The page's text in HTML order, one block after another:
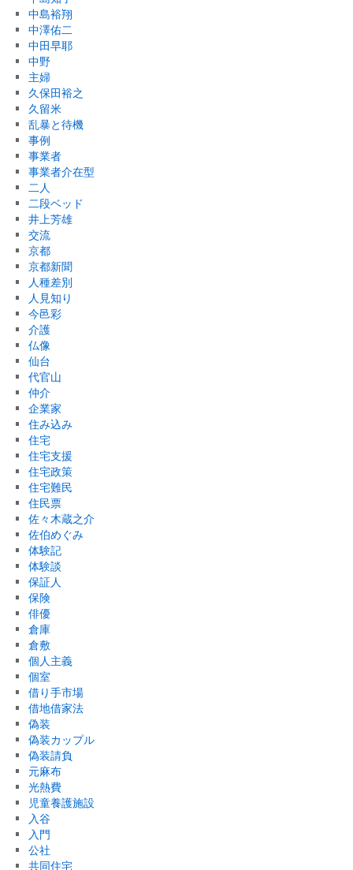
中島裕翔
中澤佑二
中田早耶
中野
主婦
久保田裕之
久留米
乱暴と待機
事例
事業者
事業者介在型
二人
二段ベッド
井上芳雄
交流
京都
京都新聞
人種差別
人見知り
今邑彩
介護
仏像
仙台
代官山
仲介
企業家
住み込み
住宅
住宅支援
住宅政策
住宅難民
住民票
佐々木蔵之介
佐伯めぐみ
体験記
体験談
保証人
保険
俳優
倉庫
倉敷
個人主義
個室
借り手市場
借地借家法
偽装
偽装カップル
偽装請負
元麻布
光熱費
児童養護施設
入谷
入門
公社
共同住宅